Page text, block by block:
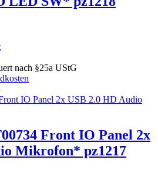
nach §25a UStG
Front IO Panel 2x
Mikrofon* pz1217